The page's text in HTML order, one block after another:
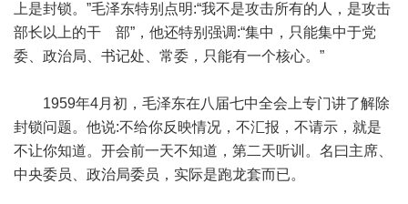
上是封锁。”毛泽东特别点明:“我不是攻击所有的人，是攻击
部长以上的干 部”，他还特别强调:“集中，只能集中于党
委、政治局、书记处、常委，只能有一个核心。”
1959年4月初，毛泽东在八届七中全会上专门讲了解除
封锁问题。他说:不给你反映情况，不汇报，不请示，就是
不让你知道。开会前一天不知道，第二天听训。名曰主席、
中央委员、政治局委员，实际是跑龙套而已。